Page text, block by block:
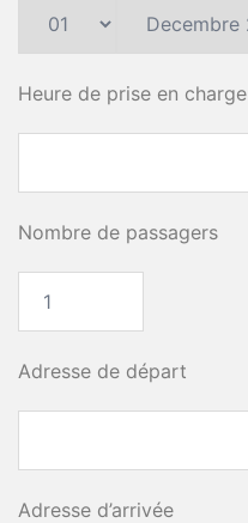
Heure de prise en charge
Nombre de passagers
Adresse de départ
Adresse d’arrivée